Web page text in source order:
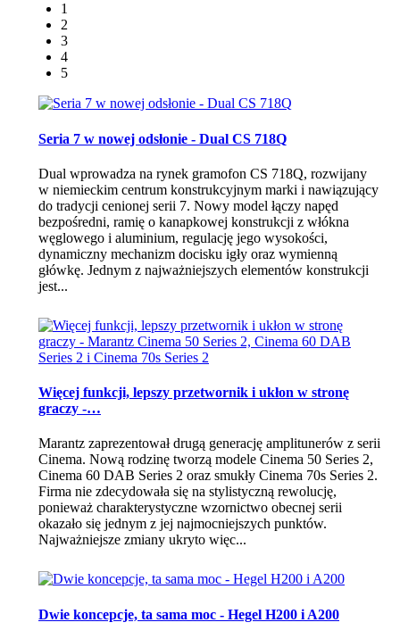
1
2
3
4
5
Seria 7 w nowej odsłonie - Dual CS 718Q
Dual wprowadza na rynek gramofon CS 718Q, rozwijany
w niemieckim centrum konstrukcyjnym marki i nawiązujący
do tradycji cenionej serii 7. Nowy model łączy napęd
bezpośredni, ramię o kanapkowej konstrukcji z włókna
węglowego i aluminium, regulację jego wysokości,
dynamiczny mechanizm docisku igły oraz wymienną
główkę. Jednym z najważniejszych elementów konstrukcji
jest...
Więcej funkcji, lepszy przetwornik i ukłon w stronę
graczy -…
Marantz zaprezentował drugą generację amplitunerów z serii
Cinema. Nową rodzinę tworzą modele Cinema 50 Series 2,
Cinema 60 DAB Series 2 oraz smukły Cinema 70s Series 2.
Firma nie zdecydowała się na stylistyczną rewolucję,
ponieważ charakterystyczne wzornictwo obecnej serii
okazało się jednym z jej najmocniejszych punktów.
Najważniejsze zmiany ukryto więc...
Dwie koncepcje, ta sama moc - Hegel H200 i A200